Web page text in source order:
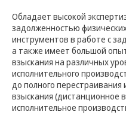
Обладает высокой
задолженностью
инструментов в работе с
а также имеет большой
взыскания на различных
исполнительного
до полного
взыскания (дистанционное
исполнительное